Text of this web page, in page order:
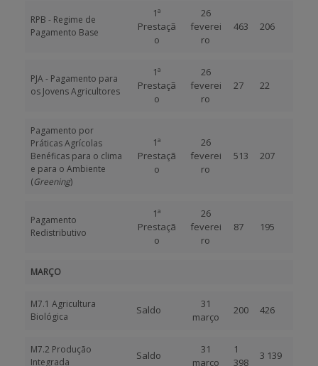
RPB - Regime de
Pagamento Base
1ª
Prestaçã
o
26
feverei
ro
463 206
PJA - Pagamento para
os Jovens Agricultores
1ª
Prestaçã
o
26
feverei
ro
27 22
Pagamento por
Práticas Agrícolas
Benéficas para o clima
e para o Ambiente
(Greening)
1ª
Prestaçã
o
26
feverei
ro
513 207
Pagamento
Redistributivo
1ª
Prestaçã
o
26
feverei
ro
87 195
MARÇO
M7.1 Agricultura
Biológica
Saldo
31
março
200 426
M7.2 Produção
Integrada
Saldo
31
março
1
398
3 139